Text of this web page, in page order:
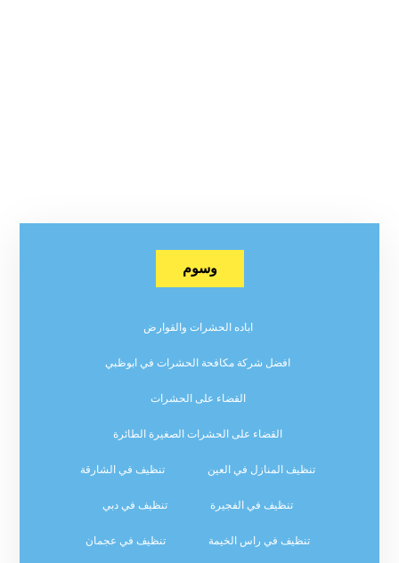
وسوم
اباده الحشرات والقوارض
افضل شركة مكافحة الحشرات في ابوظبي
القضاء على الحشرات
القضاء على الحشرات الصغيرة الطائرة
تنظيف المنازل في العين تنظيف في الشارقة
تنظيف في الفجيرة تنظيف في دبي
تنظيف في راس الخيمة تنظيف في عجمان